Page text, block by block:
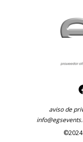
aviso de
©2024